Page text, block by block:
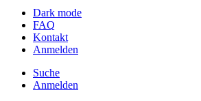
Dark mode
FAQ
Kontakt
Anmelden
Suche
Anmelden